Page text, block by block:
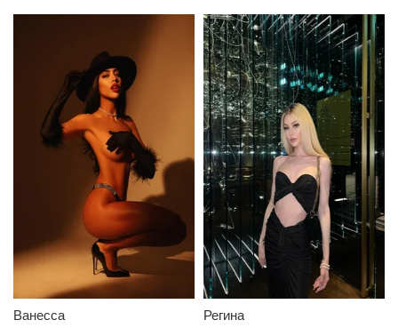
Ванесса Регина